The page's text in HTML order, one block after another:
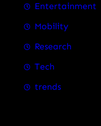
Entertainment
Mobility
Research
Tech
trends